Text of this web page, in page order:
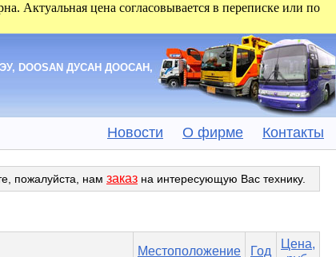
Актуальная цена согласовывается в переписке или по
DOOSAN ДУСАН ДООСАН,
Новости О фирме Контакты
пожалуйста, нам заказ на интересующую Вас технику.
Местоположение Год
Цена,